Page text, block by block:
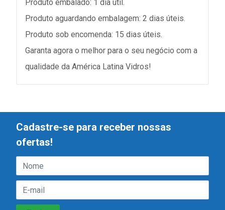
Produto embalado: 1 dia útil.
Produto aguardando embalagem: 2 dias úteis.
Produto sob encomenda: 15 dias úteis.
Garanta agora o melhor para o seu negócio com a
qualidade da América Latina Vidros!
Cadastre-se para receber nossas
ofertas!